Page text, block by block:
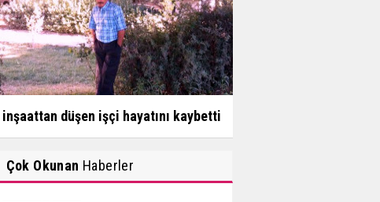
inşaattan düşen işçi hayatını kaybetti
Çok Okunan Haberler